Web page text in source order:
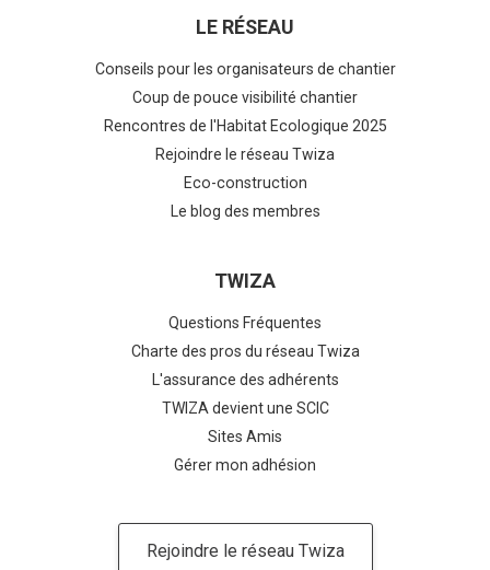
LE RÉSEAU
Conseils pour les organisateurs de chantier
Coup de pouce visibilité chantier
Rencontres de l'Habitat Ecologique 2025
Rejoindre le réseau Twiza
Eco-construction
Le blog des membres
TWIZA
Questions Fréquentes
Charte des pros du réseau Twiza
L'assurance des adhérents
TWIZA devient une SCIC
Sites Amis
Gérer mon adhésion
Rejoindre le réseau Twiza